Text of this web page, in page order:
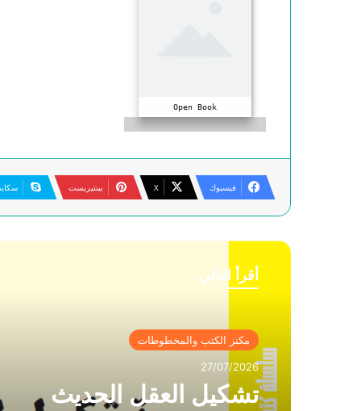
Open Book
فيسبوك ‫X بينتيريست
أقرأ التالي
مكنز الكتب والمخطوطات
27/07/2026
تشكيل العقل الحديث